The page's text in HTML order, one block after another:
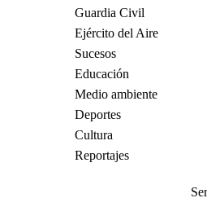
Guardia Civil
Ejército del Aire
Sucesos
Educación
Medio ambiente
Deportes
Cultura
Reportajes